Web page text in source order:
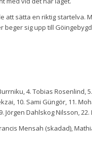
att sätta en riktig startelva.
sig upp till
4. Tobias Rosenlind,
10. Sami Güngör, 11.
Dahlskog Nilsson, 22.
Mensah (skadad),